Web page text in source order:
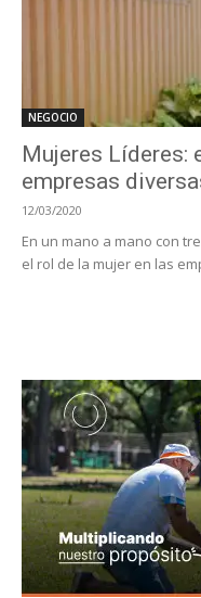
NEGOCIO
Mujeres Líderes:
empresas
12/03/2020
En un mano a mano con
el rol de la mujer en las